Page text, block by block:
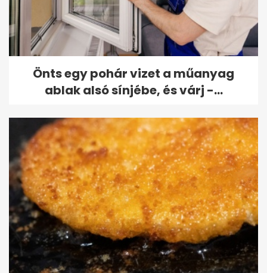
Önts egy pohár vizet a műanyag
ablak alsó sínjébe, és várj -...